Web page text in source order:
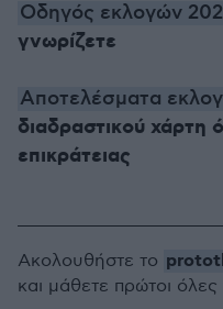
Οδηγός εκλογών
γνωρίζετε
Αποτελέσματα
διαδραστικού χάρτη
επικράτειας
Ακολουθήστε το
και μάθετε πρώτοι όλες